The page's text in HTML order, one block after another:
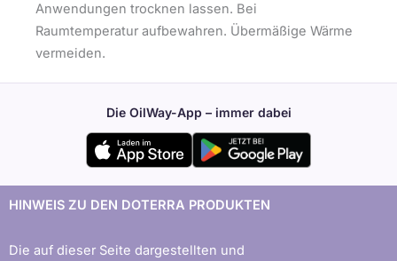
Anwendungen trocknen lassen. Bei
Raumtemperatur aufbewahren. Übermäßige Wärme
vermeiden.
Die OilWay-App – immer dabei
HINWEIS ZU DEN DOTERRA PRODUKTEN
Die auf dieser Seite dargestellten und